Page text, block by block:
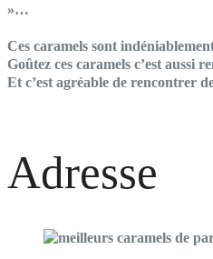
»…
Ces caramels sont
Goûtez ces caramels c’est aussi
Et c’est agréable de rencontrer
Adresse